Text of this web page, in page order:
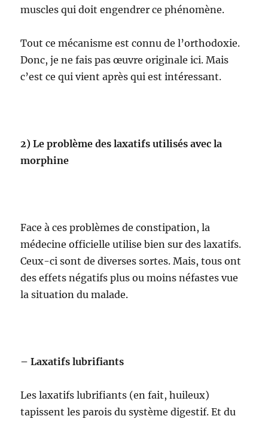
muscles qui doit engendrer ce phénomène.
Tout ce mécanisme est connu de l’orthodoxie.
Donc, je ne fais pas œuvre originale ici. Mais
c’est ce qui vient après qui est intéressant.
2) Le problème des laxatifs utilisés avec la
morphine
Face à ces problèmes de constipation, la
médecine officielle utilise bien sur des laxatifs.
Ceux-ci sont de diverses sortes. Mais, tous ont
des effets négatifs plus ou moins néfastes vue
la situation du malade.
– Laxatifs lubrifiants
Les laxatifs lubrifiants (en fait, huileux)
tapissent les parois du système digestif. Et du